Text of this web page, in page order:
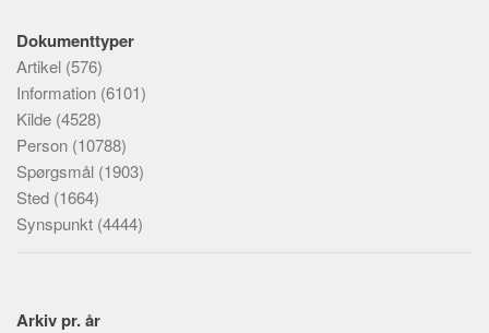
Dokumenttyper
Artikel (576)
Information (6101)
Kilde (4528)
Person (10788)
Spørgsmål (1903)
Sted (1664)
Synspunkt (4444)
Arkiv pr. år